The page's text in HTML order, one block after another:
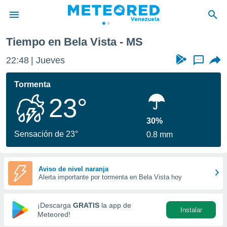
de
ha
para
que se
calidad.
a este
las
y
forma
digital
basada
Tiempo en Bela Vista - MS
22:48 Jueves ...
Tormenta
23°
Sensación de 23°
30%
0.8 mm
Aviso de nivel naranja
Alerta importante por tormenta en Bela Vista hoy
¡Descarga GRATIS la app de
Meteored!
Instalar